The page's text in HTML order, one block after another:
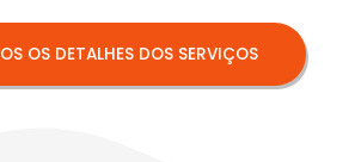
OS DETALHES DOS SERVIÇOS